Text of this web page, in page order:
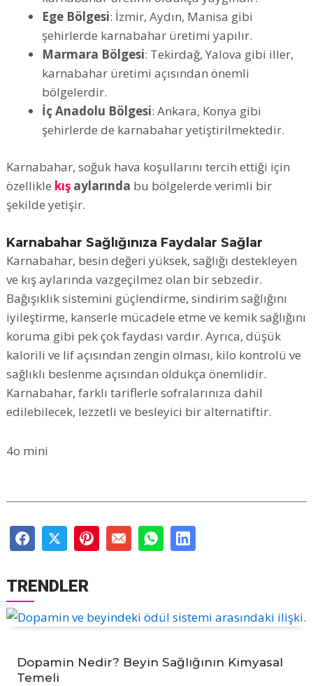
Ege Bölgesi: İzmir, Aydın, Manisa gibi
şehirlerde karnabahar üretimi yapılır.
Marmara Bölgesi: Tekirdağ, Yalova gibi iller,
karnabahar üretimi açısından önemli
bölgelerdir.
İç Anadolu Bölgesi: Ankara, Konya gibi
şehirlerde de karnabahar yetiştirilmektedir.
Karnabahar, soğuk hava koşullarını tercih ettiği için
özellikle kış aylarında bu bölgelerde verimli bir
şekilde yetişir.
Karnabahar Sağlığınıza Faydalar Sağlar
Karnabahar, besin değeri yüksek, sağlığı destekleyen
ve kış aylarında vazgeçilmez olan bir sebzedir.
Bağışıklık sistemini güçlendirme, sindirim sağlığını
iyileştirme, kanserle mücadele etme ve kemik sağlığını
koruma gibi pek çok faydası vardır. Ayrıca, düşük
kalorili ve lif açısından zengin olması, kilo kontrolü ve
sağlıklı beslenme açısından oldukça önemlidir.
Karnabahar, farklı tariflerle sofralarınıza dahil
edilebilecek, lezzetli ve besleyici bir alternatiftir.
4o mini
TRENDLER
Dopamin Nedir? Beyin Sağlığının Kimyasal
Temeli